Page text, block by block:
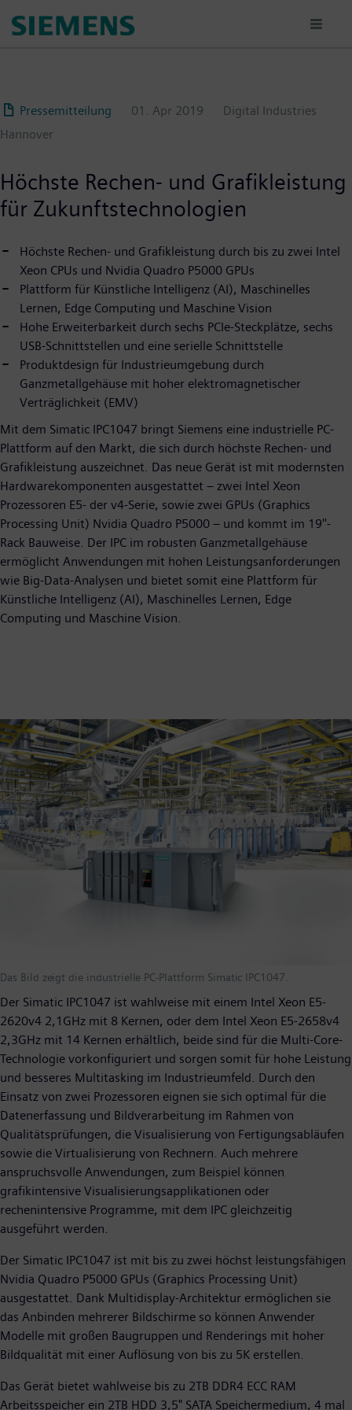
para
Pressemitteilung
01. Apr 2019
Digital Industries
Hannover
Höchste Rechen- und Grafikleistung
für Zukunftstechnologien
Höchste Rechen- und Grafikleistung durch bis zu zwei Intel
Xeon CPUs und Nvidia Quadro P5000 GPUs
Plattform für Künstliche Intelligenz (AI), Maschinelles
Lernen, Edge Computing und Maschine Vision
Hohe Erweiterbarkeit durch sechs PCIe-Steckplätze, sechs
USB-Schnittstellen und eine serielle Schnittstelle
Produktdesign für Industrieumgebung durch
Ganzmetallgehäuse mit hoher elektromagnetischer
Verträglichkeit (EMV)
Mit dem Simatic IPC1047 bringt Siemens eine industrielle PC-
Plattform auf den Markt, die sich durch höchste Rechen- und
Grafikleistung auszeichnet. Das neue Gerät ist mit modernsten
Hardwarekomponenten ausgestattet – zwei Intel Xeon
Prozessoren E5- der v4-Serie, sowie zwei GPUs (Graphics
Processing Unit) Nvidia Quadro P5000 – und kommt im 19''-
Rack Bauweise. Der IPC im robusten Ganzmetallgehäuse
ermöglicht Anwendungen mit hohen Leistungsanforderungen
wie Big-Data-Analysen und bietet somit eine Plattform für
Künstliche Intelligenz (AI), Maschinelles Lernen, Edge
Computing und Maschine Vision.
Das Bild zeigt die industrielle PC-Plattform Simatic IPC1047.
Der Simatic IPC1047 ist wahlweise mit einem Intel Xeon E5-
2620v4 2,1GHz mit 8 Kernen, oder dem Intel Xeon E5-2658v4
2,3GHz mit 14 Kernen erhältlich, beide sind für die Multi-Core-
Technologie vorkonfiguriert und sorgen somit für hohe Leistung
und besseres Multitasking im Industrieumfeld. Durch den
Einsatz von zwei Prozessoren eignen sie sich optimal für die
Datenerfassung und Bildverarbeitung im Rahmen von
Qualitätsprüfungen, die Visualisierung von Fertigungsabläufen
sowie die Virtualisierung von Rechnern. Auch mehrere
anspruchsvolle Anwendungen, zum Beispiel können
grafikintensive Visualisierungsapplikationen oder
rechenintensive Programme, mit dem IPC gleichzeitig
ausgeführt werden.
Der Simatic IPC1047 ist mit bis zu zwei höchst leistungsfähigen
Nvidia Quadro P5000 GPUs (Graphics Processing Unit)
ausgestattet. Dank Multidisplay-Architektur ermöglichen sie
das Anbinden mehrerer Bildschirme so können Anwender
Modelle mit großen Baugruppen und Renderings mit hoher
Bildqualität mit einer Auflösung von bis zu 5K erstellen.
Das Gerät bietet wahlweise bis zu 2TB DDR4 ECC RAM
Arbeitsspeicher ein 2TB HDD 3,5" SATA Speichermedium, 4 mal